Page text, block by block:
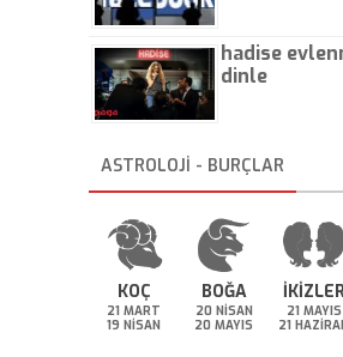
hadise
dinle
ASTROLOJİ - BURÇLAR
KOÇ
21 MART
19 NİSAN
BOĞA
20 NİSAN
20 MAYIS
21 MAYIS
21